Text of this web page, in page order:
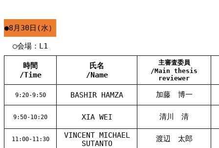
●8月30日(水）
○会場：L1
時間
/Time
氏名
/Name
主審査委員
/Main thesis
reviewer
9:20-9:50 BASHIR HAMZA 加藤 博一
9:50-10:20 XIA WEI 清川 清
11:00-11:30
VINCENT MICHAEL
SUTANTO
渡辺 太郎